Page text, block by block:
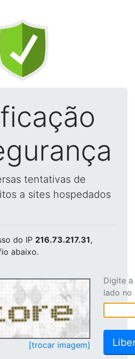
tentativas de
a sites hospedados
do IP 216.73.217.31,
abaixo.
[trocar imagem]
Digite
lado no